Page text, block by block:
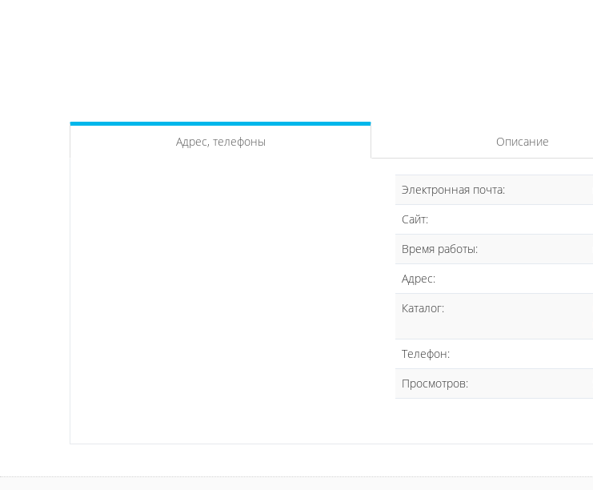
Адрес, телефоны Описание
Электронная почта:
Сайт:
Время работы:
Адрес:
Каталог:
Телефон:
Просмотров: